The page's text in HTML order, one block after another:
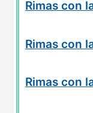
Rimas con
Rimas con
Rimas con